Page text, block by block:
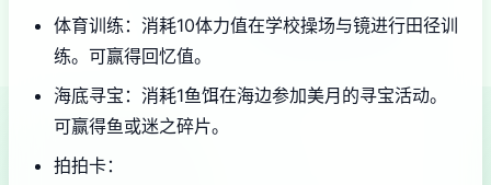
体育训练：消耗10体力值在学校操场与镜进行田径训
练。可赢得回忆值。
海底寻宝：消耗1鱼饵在海边参加美月的寻宝活动。
可赢得鱼或迷之碎片。
拍拍卡：